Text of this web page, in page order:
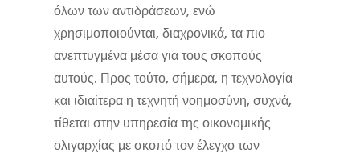
όλων των αντιδράσεων, ενώ
χρησιμοποιούνται, διαχρονικά, τα πιο
ανεπτυγμένα μέσα για τους σκοπούς
αυτούς. Προς τούτο, σήμερα, η τεχνολογία
και ιδιαίτερα η τεχνητή νοημοσύνη, συχνά,
τίθεται στην υπηρεσία της οικονομικής
ολιγαρχίας με σκοπό τον έλεγχο των